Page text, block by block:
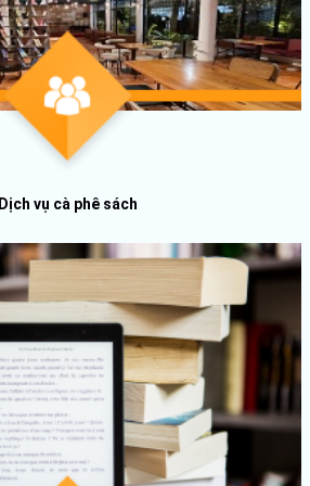
Dịch vụ cà phê sách